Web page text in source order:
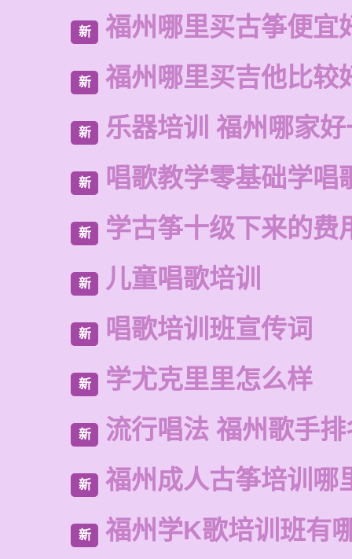
新 福州哪里买古筝便宜
新 福州哪里买吉他比较
新 乐器培训 福州哪家
新 唱歌教学零基础学唱
新 学古筝十级下来的费
新 儿童唱歌培训
新 唱歌培训班宣传词
新 学尤克里里怎么样
新 流行唱法 福州歌手
新 福州成人古筝培训哪
新 福州学K歌培训班有